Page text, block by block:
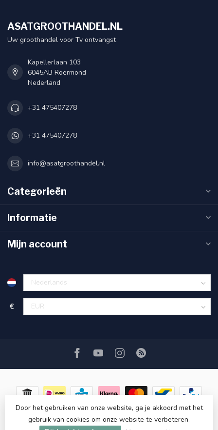
ASATGROOTHANDEL.NL
Uw groothandel voor Tv ontvangst
Kapellerlaan 103
6045AB Roermond
Nederland
+31 475407278
+31 475407278
info@asatgroothandel.nl
Categorieën
Informatie
Mijn account
€
Door het gebruiken van onze website, ga je akkoord met het
gebruik van cookies om onze website te verbeteren.